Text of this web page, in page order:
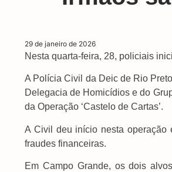
29 de janeiro de 2026
Nesta quarta-feira, 28, policiais
A Polícia Civil da Deic de Rio
Delegacia de Homicídios e do
da Operação ‘Castelo de Cartas’.
A Civil deu início nesta operação
fraudes financeiras.
Em Campo Grande, os dois